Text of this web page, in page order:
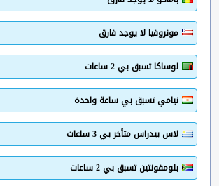
مونروفيا لا يوجد فارق
لوساكا تسبق بي 2 ساعات
نيامي تسبق بي ساعة واحدة
لاس بيدراس متأخر بي 3 ساعات
بلومفونتين تسبق بي 2 ساعات